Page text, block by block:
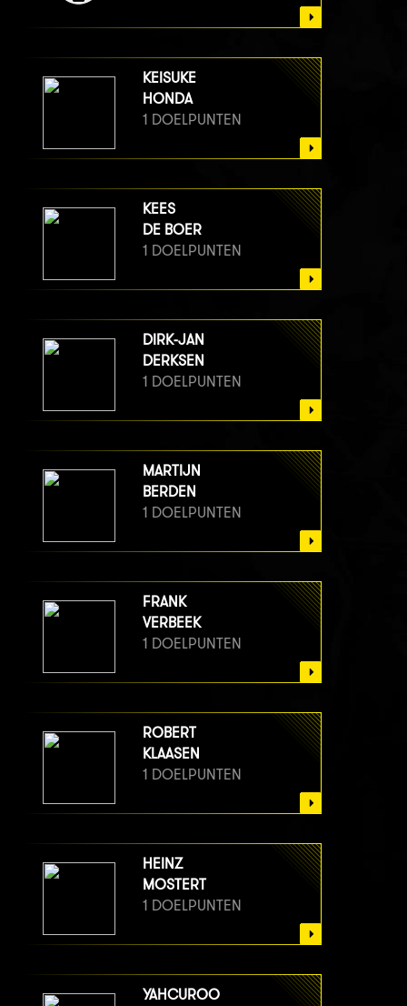
KEISUKE
HONDA
1 DOELPUNTEN
KEES
DE BOER
1 DOELPUNTEN
DIRK-JAN
DERKSEN
1 DOELPUNTEN
MARTIJN
BERDEN
1 DOELPUNTEN
FRANK
VERBEEK
1 DOELPUNTEN
ROBERT
KLAASEN
1 DOELPUNTEN
HEINZ
MOSTERT
1 DOELPUNTEN
YAHCUROO